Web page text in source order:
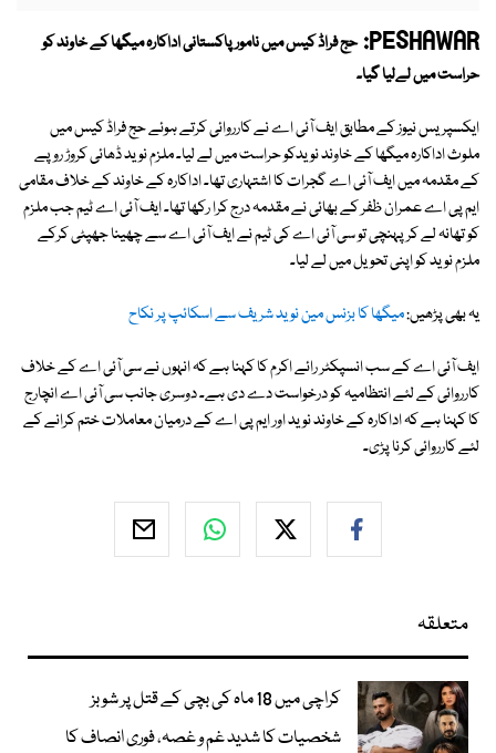
PESHAWAR: حج فراڈ کیس میں نامور پاکستانی اداکارہ میگھا کے خاوند کو
حراست میں لےلیا گیا۔
ایکسپریس نیوز کے مطابق ایف آئی اے نے کارروائی کرتے ہوئے حج فراڈ کیس میں
ملوث اداکارہ میگھا کے خاوند نویدکو حراست میں لے لیا۔ ملزم نوید ڈھائی کروڑ روپے
کے مقدمہ میں ایف آئی اے گجرات کا اشتہاری تھا۔ اداکارہ کے خاوند کے خلاف مقامی
ایم پی اے عمران ظفر کے بھائی نے مقدمہ درج کرا رکھا تھا۔ ایف آئی اے ٹیم جب ملزم
کو تھانہ لے کر پہنچی تو سی آئی اے کی ٹیم نے ایف آئی اے سے چھینا جھپٹی کرکے
ملزم نوید کو اپنی تحویل میں لے لیا۔
یہ بھی پڑھیں:میگھا کا بزنس مین نوید شر یف سے اسکائپ پر نکاح
ایف آئی اے کے سب انسپکٹر رائے اکرم کا کہنا ہے کہ انہوں نے سی آئی اے کے خلاف
کارروائی کے لئے انتظامیہ کو درخواست دے دی ہے۔ دوسری جانب سی آئی اے انچارج
کا کہنا ہے کہ اداکارہ کے خاوند نوید اور ایم پی اے کے درمیان معاملات ختم کرانے کے
لئے کارروائی کرنا پڑی۔
متعلقہ
کراچی میں 18 ماہ کی بچی کے قتل پر شوبز
شخصیات کا شدید غم و غصہ، فوری انصاف کا